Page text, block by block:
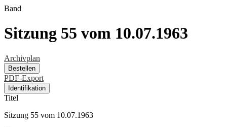
Band
Sitzung 55 vom 10.07.1963
Archivplan
Bestellen
PDF-Export
Identifikation
Titel
Sitzung 55 vom 10.07.1963